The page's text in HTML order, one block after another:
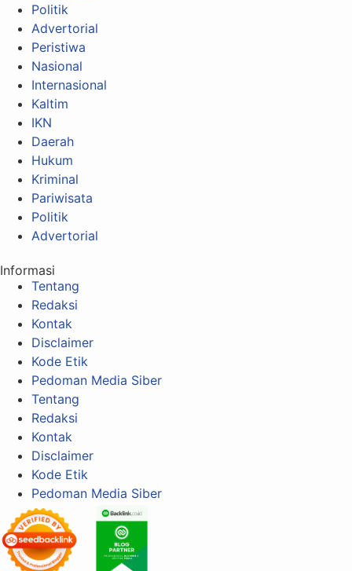
Politik
Advertorial
Peristiwa
Nasional
Internasional
Kaltim
IKN
Daerah
Hukum
Kriminal
Pariwisata
Politik
Advertorial
Informasi
Tentang
Redaksi
Kontak
Disclaimer
Kode Etik
Pedoman Media Siber
Tentang
Redaksi
Kontak
Disclaimer
Kode Etik
Pedoman Media Siber